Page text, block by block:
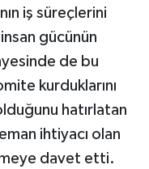
iş süreçlerini
insan gücünün
de bu
kurduklarını
hatırlatan
ihtiyacı olan
davet etti.